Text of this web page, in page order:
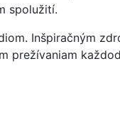
spolužití.
Inšpiračným
prežívaniam